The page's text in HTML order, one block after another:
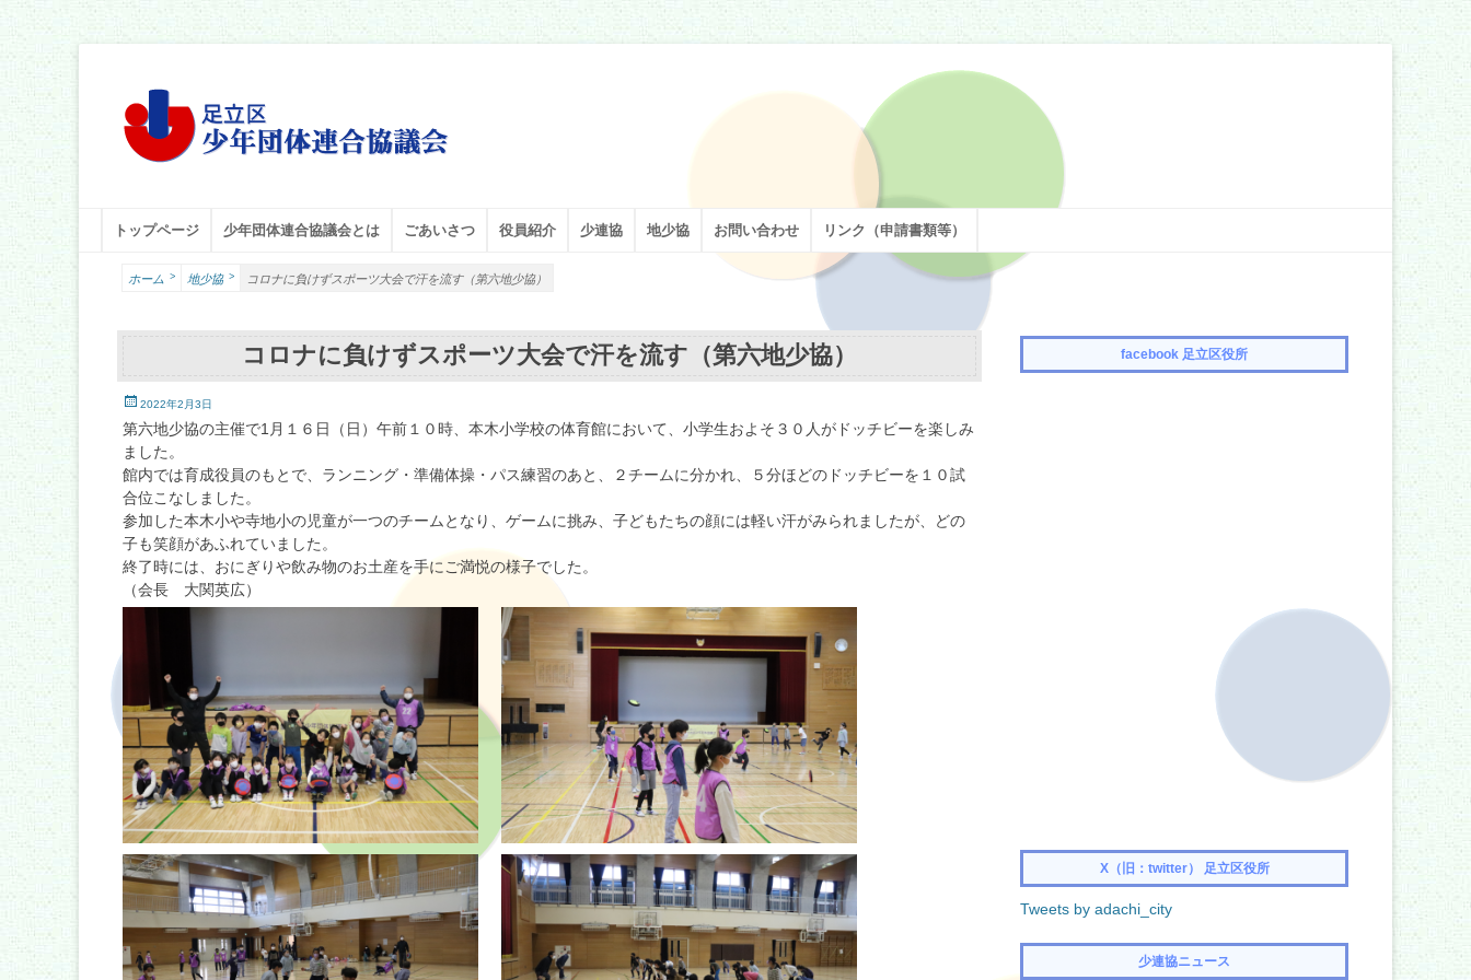
足立区少年団体連合協議会
足立少年団体連合協議会（少連協）は、地域の力と行政をつなぐ役割を担い、足立区の子どもたちの健やかな成長を願い、活動しています。
メインメニュー
トップページ 少年団体連合協議会とは ごあいさつ 役員紹介 少連協 地少協 お問い合わせ リンク（申請書類等）
ホーム > 地少協 > コロナに負けずスポーツ大会で汗を流す（第六地少協）
コロナに負けずスポーツ大会で汗を流す（第六地少協）
投
日
2022年2月3日
第六地少協の主催で1月１６日（日）午前１０時、本木小学校の体育館において、小学生およそ３０人がドッチビーを楽しみ
ました。
館内では育成役員のもとで、ランニング・準備体操・パス練習のあと、２チームに分かれ、５分ほどのドッチビーを１０試
合位こなしました。
参加した本木小や寺地小の児童が一つのチームとなり、ゲームに挑み、子どもたちの顔には軽い汗がみられましたが、どの
子も笑顔があふれていました。
終了時には、おにぎりや飲み物のお土産を手にご満悦の様子でした。
（会長 大関英広）
facebook 足立区役所
X（旧：twitter） 足立区役所
Tweets by adachi_city
少連協ニュース